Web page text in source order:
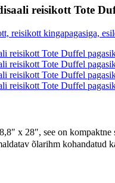
reisikott Tote
x 28″, see on
õlarihm kohandatud